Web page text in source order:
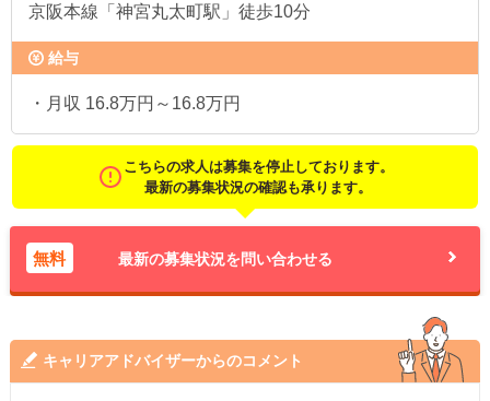
京阪本線「神宮丸太町駅」徒歩10分
給与
・月収 16.8万円～16.8万円
こちらの求人は募集を停止しております。
最新の募集状況の確認も承ります。
無料 最新の募集状況を問い合わせる
キャリアアドバイザーからのコメント